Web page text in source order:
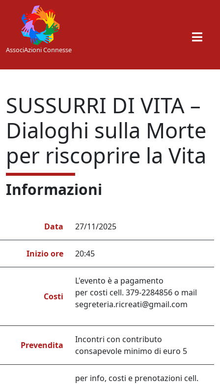
Skip to main content
AssociAzioni Connesse
SUSSURRI DI VITA –
Dialoghi sulla Morte
per riscoprire la Vita
Informazioni
Data 27/11/2025
Inizio ore 20:45
Costi
L'evento è a pagamento
per costi cell. 379-2284856 o mail
segreteria.ricreati@gmail.com
Prevendita
Incontri con contributo
consapevole minimo di euro 5
per info, costi e prenotazioni cell.